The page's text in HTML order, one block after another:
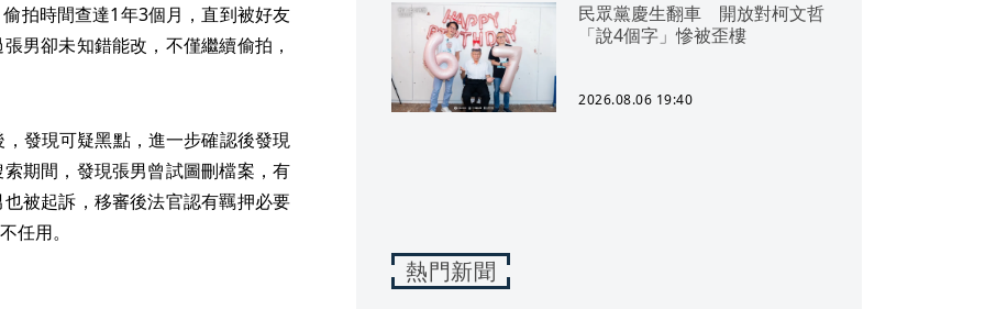
拍時間查達1年3個月，直到被好友
男卻未知錯能改，不僅繼續偷拍，
發現可疑黑點，進一步確認後發現
期間，發現張男曾試圖刪檔案，有
被起訴，移審後法官認有羈押必要
任用。
民眾黨慶生翻車 開放對柯文哲
「說4個字」慘被歪樓
2026.08.06 19:40
熱門新聞